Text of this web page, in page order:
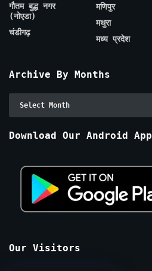
गौतम बुद्ध नगर
(नोएडा)
चंडीगढ़
मणिपुर
मथुरा
मध्य प्रदेश
Archive By Months
Download Our Android App
Our Visitors